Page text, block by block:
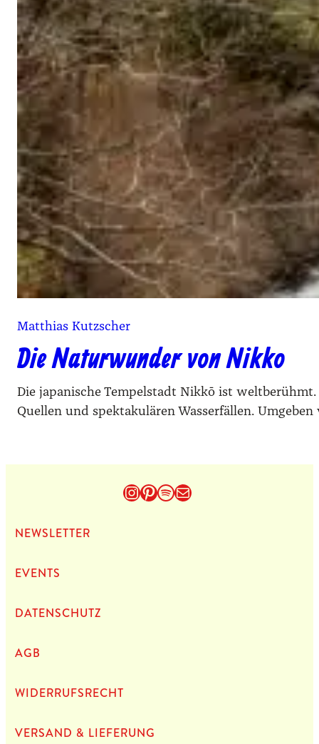
Matthias Kutzscher
Die Naturwunder von Nikko
Die japanische Tempelstadt Nikkō ist
Quellen und spektakulären Wasserfällen.
Instagram
Pinterest
Spotify
E-Mail
NEWS­LET­TER
EVENTS
DATEN­SCHUTZ
AGB
WIDERRUFSRECHT
VERSAND & LIEFERUNG